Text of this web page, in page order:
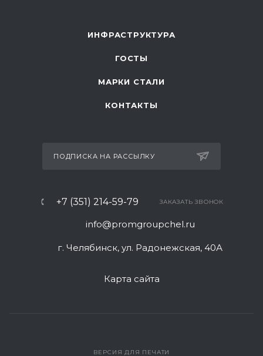
ИНФРАСТРУКТУРА
ГОСТЫ
МАРКИ СТАЛИ
КОНТАКТЫ
ПОДПИСКА НА РАССЫЛКУ
+7 (351) 214-59-79 ЗАКАЗАТЬ ЗВОНОК
info@promgroupchel.ru
г. Челябинск, ул. Радонежская, 40А
Карта сайта
ВЕРСИЯ ДЛЯ ПЕЧАТИ